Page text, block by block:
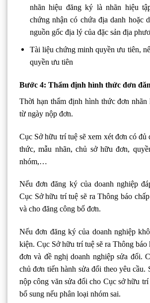
nhãn hiệu đăng ký là nhãn hiệu
chứng nhận có chứa địa danh hoặc
nguồn gốc địa lý của đặc sản địa
Tài liệu chứng minh quyền ưu tiên,
quyền ưu tiên
Bước 4: Thẩm định hình thức đơn
Thời hạn thẩm định hình thức đơn nhãn
từ ngày nộp đơn.
Cục Sở hữu trí tuệ sẽ xem xét đơn có đủ
thức, mẫu nhãn, chủ sở hữu đơn,
nhóm,…
Nếu đơn đăng ký của doanh nghiệp
Cục Sở hữu trí tuệ sẽ ra Thông báo
và cho đăng công bố đơn.
Nếu đơn đăng ký của doanh nghiệp
kiện. Cục Sở hữu trí tuệ sẽ ra Thông báo
đơn và đề nghị doanh nghiệp sửa đổi.
chủ đơn tiến hành sửa đổi theo yêu cầu.
nộp công văn sửa đổi cho Cục sở hữu
bổ sung nếu phân loại nhóm sai.